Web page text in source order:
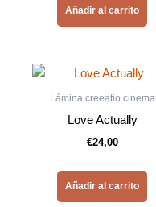
Añadir al carrito
Lámina creeatio cinema
Love Actually
€24,00
Añadir al carrito